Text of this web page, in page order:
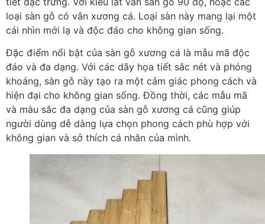
loại sàn gỗ có vân xương cá. Loại sàn này mang lại một
cái nhìn mới lạ và độc đáo cho không gian sống.
Đặc điểm nổi bật của sàn gỗ xương cá là mẫu mã độc
đáo và đa dạng. Với các dãy họa tiết sắc nét và phóng
khoáng, sàn gỗ này tạo ra một cảm giác phong cách và
hiện đại cho không gian sống. Đồng thời, các mẫu mã
và màu sắc đa dạng của sàn gỗ xương cá cũng giúp
người dùng dễ dàng lựa chọn phong cách phù hợp với
không gian và sở thích cá nhân của mình.